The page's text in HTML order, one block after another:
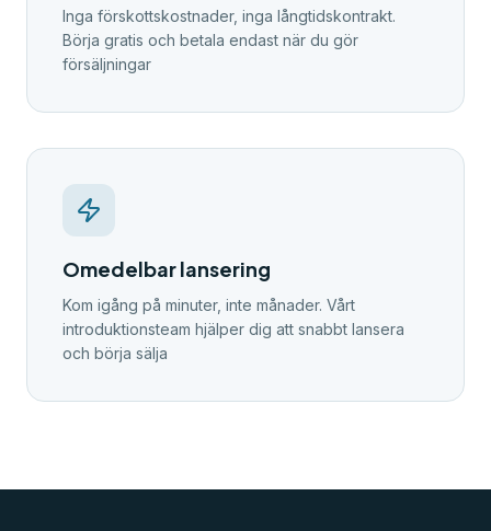
Inga förskottskostnader, inga långtidskontrakt.
Börja gratis och betala endast när du gör
försäljningar
Omedelbar lansering
Kom igång på minuter, inte månader. Vårt
introduktionsteam hjälper dig att snabbt lansera
och börja sälja